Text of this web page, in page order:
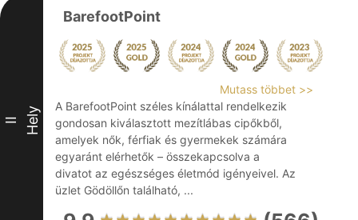
II Hely
BarefootPoint
Mutass többet >>
A BarefootPoint széles kínálattal rendelkezik
gondosan kiválasztott mezítlábas cipőkből,
amelyek nők, férfiak és gyermekek számára
egyaránt elérhetők – összekapcsolva a
divatot az egészséges életmód igényeivel. Az
üzlet Gödöllőn található, ...